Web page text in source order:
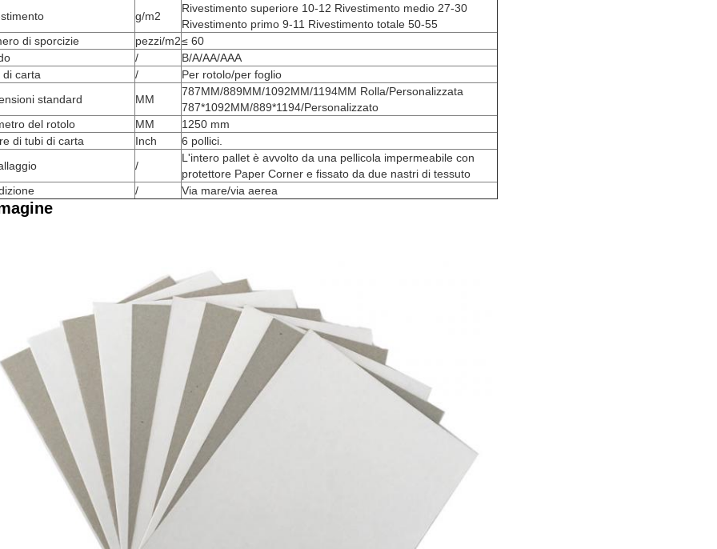
g/m2
Rivestimento superiore 10-12 Rivestimento medio 27-30
Rivestimento primo 9-11 Rivestimento totale 50-55
di sporcizie
pezzi/m2≤ 60
/
B/A/AA/AAA
di carta
/
Per rotolo/per foglio
standard
MM
787MM/889MM/1092MM/1194MM Rolla/Personalizzata
787*1092MM/889*1194/Personalizzato
del rotolo
MM
1250 mm
di tubi di carta
Inch
6 pollici.
/
L'intero pallet è avvolto da una pellicola impermeabile con
protettore Paper Corner e fissato da due nastri di tessuto
/ Via mare/via aerea